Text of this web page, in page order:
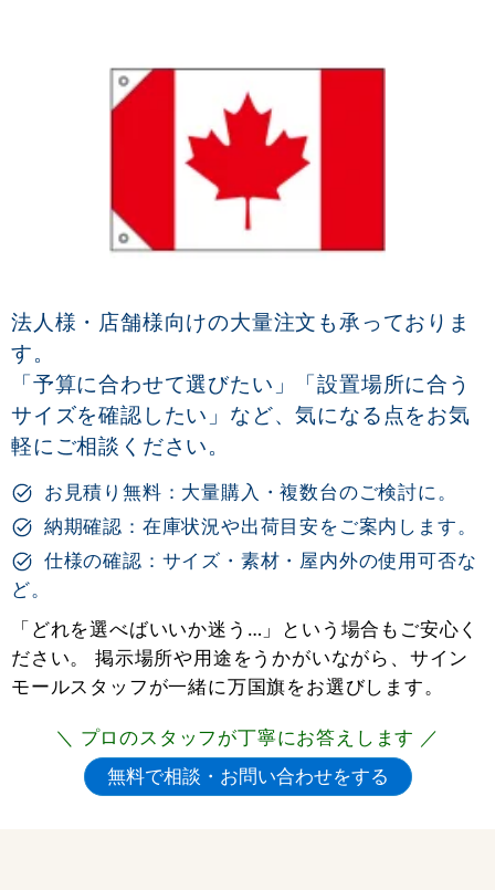
法人様・店舗様向けの大量注文も承っておりま
す。
「予算に合わせて選びたい」「設置場所に合う
サイズを確認したい」など、気になる点をお気
軽にご相談ください。
お見積り無料：大量購入・複数台のご検討に。
納期確認：在庫状況や出荷目安をご案内します。
仕様の確認：サイズ・素材・屋内外の使用可否な
ど。
「どれを選べばいいか迷う…」という場合もご安心く
ださい。 掲示場所や用途をうかがいながら、サイン
モールスタッフが一緒に万国旗をお選びします。
＼ プロのスタッフが丁寧にお答えします ／